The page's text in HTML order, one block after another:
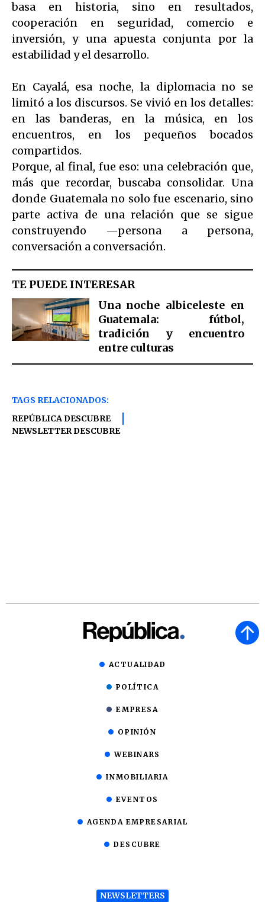
basa en historia, sino en resultados,
cooperación en seguridad, comercio e
inversión, y una apuesta conjunta por la
estabilidad y el desarrollo.
En Cayalá, esa noche, la diplomacia no se
limitó a los discursos. Se vivió en los detalles:
en las banderas, en la música, en los
encuentros, en los pequeños bocados
compartidos.
Porque, al final, fue eso: una celebración que,
más que recordar, buscaba consolidar. Una
donde Guatemala no solo fue escenario, sino
parte activa de una relación que se sigue
construyendo —persona a persona,
conversación a conversación.
TE PUEDE INTERESAR
Una noche albiceleste en
Guatemala: fútbol,
tradición y encuentro
entre culturas
TAGS RELACIONADOS:
REPÚBLICA DESCUBRE
NEWSLETTER DESCUBRE
ACTUALIDAD
POLÍTICA
EMPRESA
OPINIÓN
WEBINARS
INMOBILIARIA
EVENTOS
AGENDA EMPRESARIAL
DESCUBRE
NEWSLETTERS